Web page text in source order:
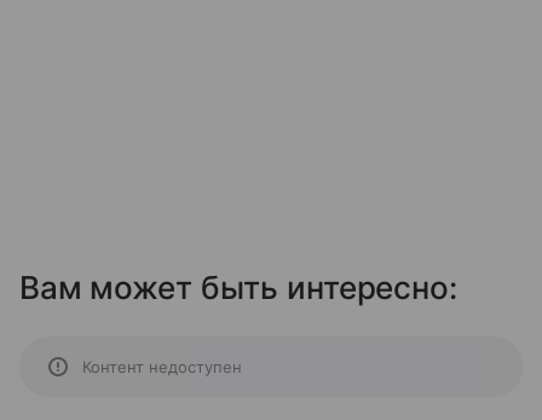
Вам может быть интересно:
Контент недоступен